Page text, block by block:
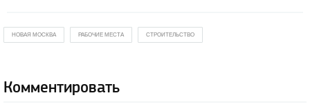
НОВАЯ МОСКВА РАБОЧИЕ МЕСТА СТРОИТЕЛЬСТВО
Комментировать